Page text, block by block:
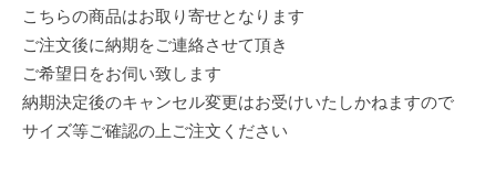
こちらの商品はお取り寄せとなります
ご注文後に納期をご連絡させて頂き
ご希望日をお伺い致します
納期決定後のキャンセル変更はお受けいたしかねますので
サイズ等ご確認の上ご注文ください